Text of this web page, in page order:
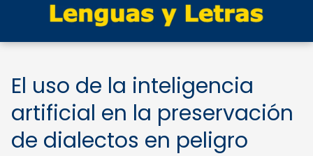
El uso de la inteligencia
artificial en la preservación
de dialectos en peligro